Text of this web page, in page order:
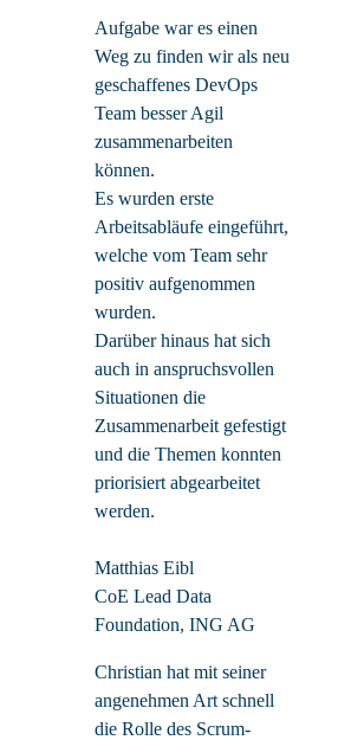
Aufgabe war es einen
Weg zu finden wir als neu
geschaffenes DevOps
Team besser Agil
zusammenarbeiten
können.
Es wurden erste
Arbeitsabläufe eingeführt,
welche vom Team sehr
positiv aufgenommen
wurden.
Darüber hinaus hat sich
auch in anspruchsvollen
Situationen die
Zusammenarbeit gefestigt
und die Themen konnten
priorisiert abgearbeitet
werden.
Matthias Eibl
CoE Lead Data
Foundation, ING AG
Christian hat mit seiner
angenehmen Art schnell
die Rolle des Scrum-